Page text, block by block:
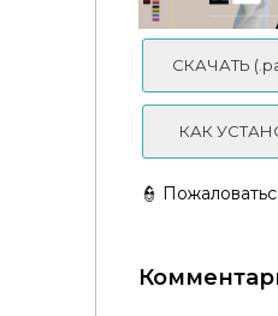
Прическа Frankie
СКАЧАТЬ
КАК
👮